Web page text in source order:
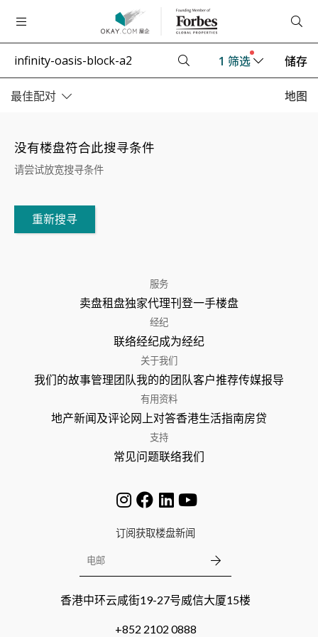
1 筛选 储存
最佳配对 地图
没有楼盘符合此搜寻条件
请尝试放宽搜寻条件
重新搜寻
服务
卖盘租盘独家代理刊登一手楼盘
经纪
联络经纪成为经纪
关于我们
我们的故事管理团队我的的团队客户推荐传媒报导
有用资料
地产新闻及评论网上对答香港生活指南房贷
支持
常见问题联络我们
订阅获取楼盘新闻
香港中环云咸街19-27号威信大厦15楼
+852 2102 0888